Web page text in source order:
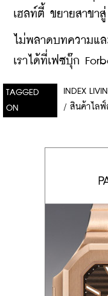
เฮลท์ตี้ ขยายสาขา
ไม่พลาดบทความแ
เราได้ที่เฟซบุ๊ก
TAGGED
ON
INDEX
/ สินค้าไลฟ์